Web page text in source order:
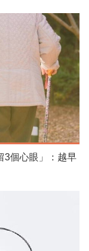
3個心眼」：越早